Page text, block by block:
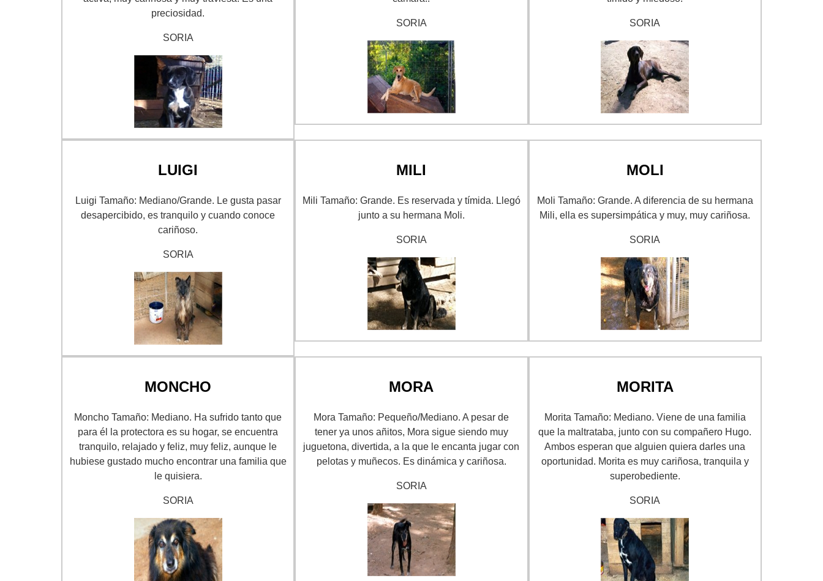
preciosidad.
SORIA
SORIA SORIA
LUIGI
Luigi Tamaño: Mediano/Grande. Le gusta pasar
desapercibido, es tranquilo y cuando conoce
cariñoso.
SORIA
MILI
Mili Tamaño: Grande. Es reservada y tímida. Llegó
junto a su hermana Moli.
SORIA
MOLI
Moli Tamaño: Grande. A diferencia de su hermana
Mili, ella es supersimpática y muy, muy cariñosa.
SORIA
MONCHO
Moncho Tamaño: Mediano. Ha sufrido tanto que
para él la protectora es su hogar, se encuentra
tranquilo, relajado y feliz, muy feliz, aunque le
hubiese gustado mucho encontrar una familia que
le quisiera.
SORIA
MORA
Mora Tamaño: Pequeño/Mediano. A pesar de
tener ya unos añitos, Mora sigue siendo muy
juguetona, divertida, a la que le encanta jugar con
pelotas y muñecos. Es dinámica y cariñosa.
SORIA
MORITA
Morita Tamaño: Mediano. Viene de una familia
que la maltrataba, junto con su compañero Hugo.
Ambos esperan que alguien quiera darles una
oportunidad. Morita es muy cariñosa, tranquila y
superobediente.
SORIA